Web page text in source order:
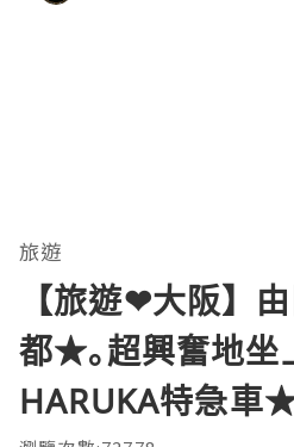
旅遊
【旅遊❤大阪】
都★｡超興奮地坐
HARUKA特急車